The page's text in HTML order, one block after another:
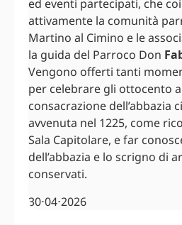
ed eventi partecipati, che
attivamente la comunità
Martino al Cimino e le
la guida del Parroco Don
Vengono offerti tanti
per celebrare gli ottocento
consacrazione dell’abbazia
avvenuta nel 1225, come
Sala Capitolare, e far
dell’abbazia e lo scrigno di
conservati.
30⋅04⋅2026